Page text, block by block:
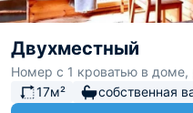
Двухместный
Номер с 1 кроватью в
17м²
собственная